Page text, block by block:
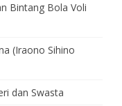
Bintang Bola Voli
(Iraono Sihino
dan Swasta